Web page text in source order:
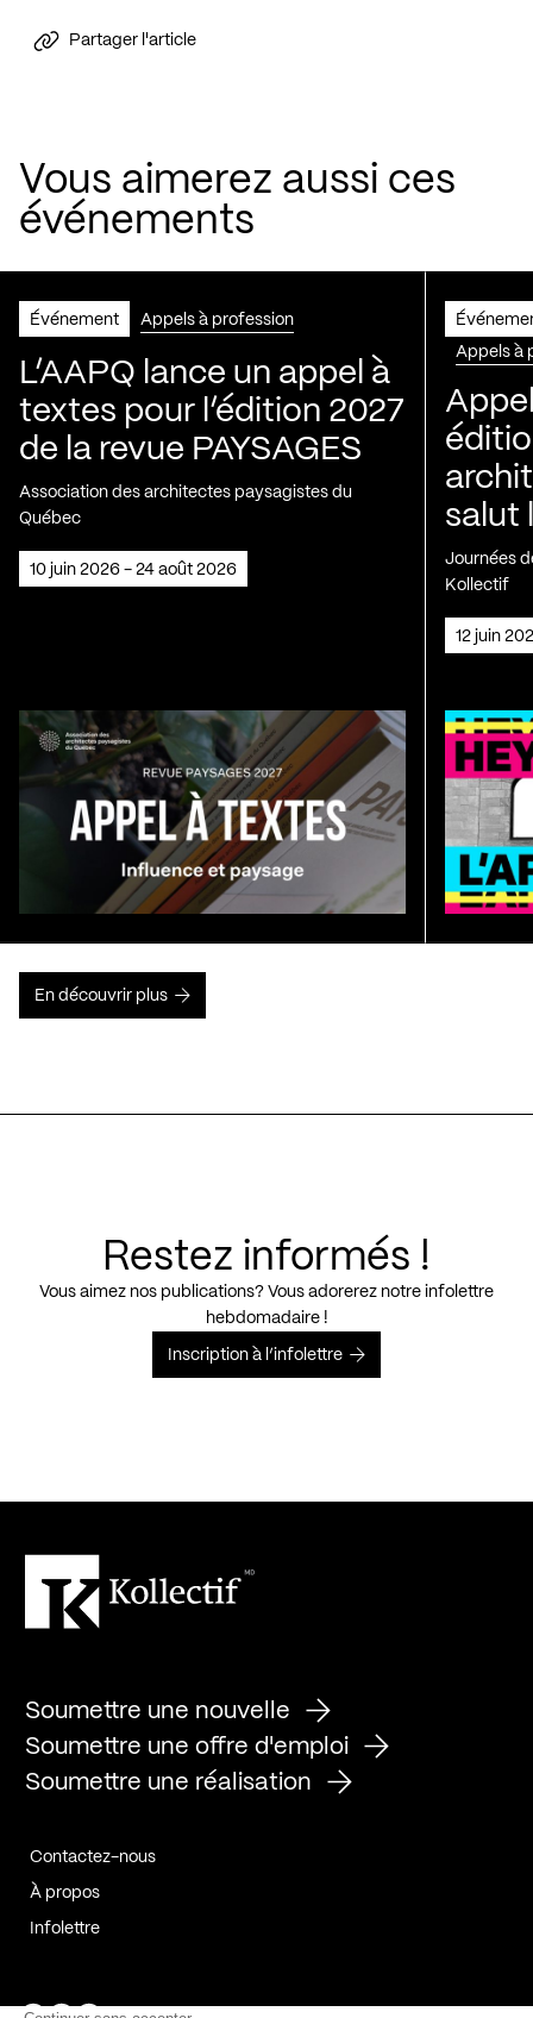
Partager l'article
Vous aimerez aussi ces
événements
Événement Appels à profession
L’AAPQ lance un appel à
textes pour l’édition 2027
de la revue PAYSAGES
Association des architectes paysagistes du
Québec
10 juin 2026 - 24 août 2026
Appels à
salut
Journées
Kollectif
12 juin
En découvrir plus
Restez informés !
Vous aimez nos publications? Vous adorerez notre infolettre
hebdomadaire !
Inscription à l’infolettre
Soumettre une nouvelle
Soumettre une offre d'emploi
Soumettre une réalisation
Contactez-nous
À propos
Infolettre
Page Facebook de Kollectif
Page Instagram de Kollectif
Page Linkedin de Kollectif